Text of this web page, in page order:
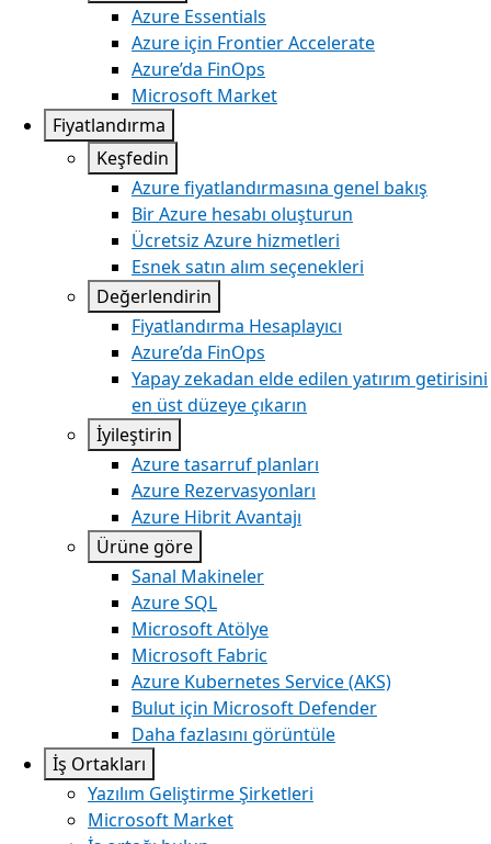
Azure Essentials
Azure için Frontier Accelerate
Azure’da FinOps
Microsoft Market
Fiyatlandırma
Keşfedin
Azure fiyatlandırmasına genel bakış
Bir Azure hesabı oluşturun
Ücretsiz Azure hizmetleri
Esnek satın alım seçenekleri
Değerlendirin
Fiyatlandırma Hesaplayıcı
Azure’da FinOps
Yapay zekadan elde edilen yatırım getirisini
en üst düzeye çıkarın
İyileştirin
Azure tasarruf planları
Azure Rezervasyonları
Azure Hibrit Avantajı
Ürüne göre
Sanal Makineler
Azure SQL
Microsoft Atölye
Microsoft Fabric
Azure Kubernetes Service (AKS)
Bulut için Microsoft Defender
Daha fazlasını görüntüle
İş Ortakları
Yazılım Geliştirme Şirketleri
Microsoft Market